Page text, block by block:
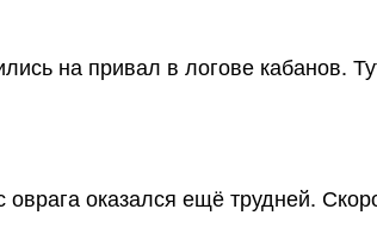
на привал в логове кабанов.
оказался ещё трудней.